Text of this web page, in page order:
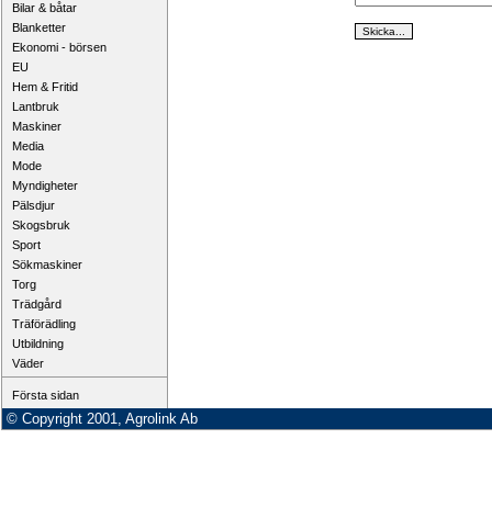
Bilar & båtar
Blanketter
Ekonomi - börsen
EU
Hem & Fritid
Lantbruk
Maskiner
Media
Mode
Myndigheter
Pälsdjur
Skogsbruk
Sport
Sökmaskiner
Torg
Trädgård
Träförädling
Utbildning
Väder
Första sidan
© Copyright 2001, Agrolink Ab